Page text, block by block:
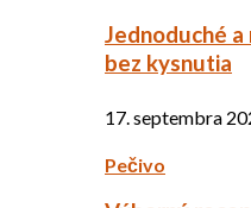
Jednoduché
bez kysnutia
17. septembra
Pečivo